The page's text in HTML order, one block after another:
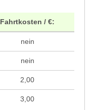
Fahrtkosten / €:
nein
nein
2,00
3,00